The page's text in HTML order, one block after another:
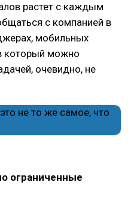
растет с каждым
с компанией в
мобильных
который можно
очевидно, не
ограниченные